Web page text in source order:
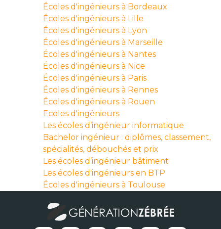
Écoles d'ingénieurs à Bordeaux
Écoles d'ingénieurs à Lille
Écoles d'ingénieurs à Lyon
Écoles d'ingénieurs à Marseille
Écoles d'ingénieurs à Nantes
Écoles d'ingénieurs à Nice
Écoles d'ingénieurs à Paris
Écoles d'ingénieurs à Rennes
Écoles d'ingénieurs à Rouen
Ecoles d'ingénieurs
Les écoles d’ingénieur informatique
Bachelor ingénieur : diplômes, classement,
spécialités, débouchés et prix
Les écoles d’ingénieur bâtiment
Les écoles d'ingénieurs en BTP
Écoles d'ingénieurs à Toulouse